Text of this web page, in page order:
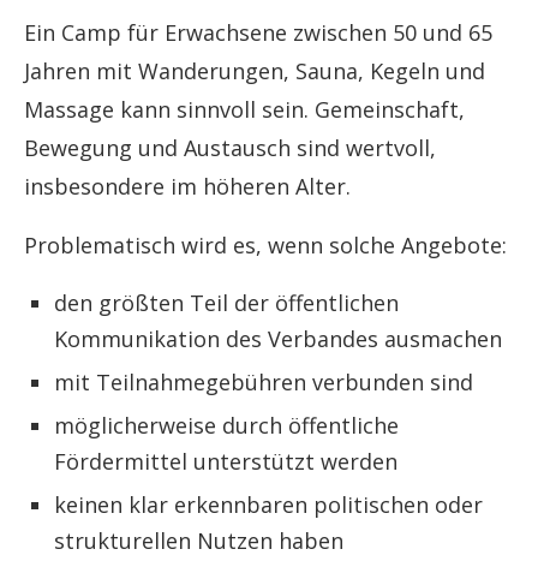
Ein Camp für Erwachsene zwischen 50 und 65
Jahren mit Wanderungen, Sauna, Kegeln und
Massage kann sinnvoll sein. Gemeinschaft,
Bewegung und Austausch sind wertvoll,
insbesondere im höheren Alter.
Problematisch wird es, wenn solche Angebote:
den größten Teil der öffentlichen
Kommunikation des Verbandes ausmachen
mit Teilnahmegebühren verbunden sind
möglicherweise durch öffentliche
Fördermittel unterstützt werden
keinen klar erkennbaren politischen oder
strukturellen Nutzen haben